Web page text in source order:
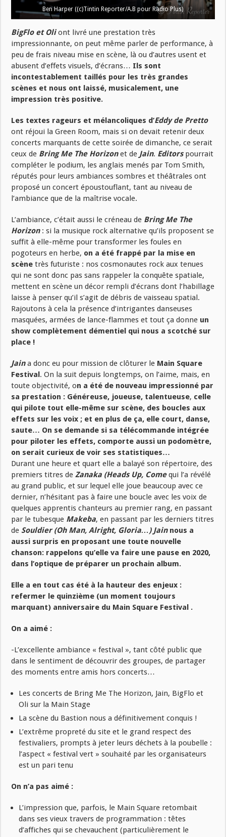
Ben Harper ((c)Tintin Reporter/A.B pour Radio Plus)
BigFlo et Oliont livré une prestation très
impressionnante, on peut même parler de performance, à
peu de frais niveau mise en scène, là ou d’autres usent et
abusent d’effets visuels, d’écrans… Ils sont
incontestablement taillés pour les très grandes
scènes et nous ont laissé, musicalement, une
impression très positive.
Les textes rageurs et mélancoliques d’Eddy de Pretto
ont réjoui la Green Room, mais si on devait retenir deux
concerts marquants de cette soirée de dimanche, ce serait
ceux de Bring Me The Horizonet de Jain. Editorspourrait
compléter le podium, les anglais menés par Tom Smith,
réputés pour leurs ambiances sombres et théâtrales ont
proposé un concert époustouflant, tant au niveau de
l’ambiance que de la maîtrise vocale.
L’ambiance, c’était aussi le créneau de Bring Me The
Horizon: si la musique rock alternative qu’ils proposent se
suffit à elle-même pour transformer les foules en
pogoteurs en herbe, on a été frappé par la mise en
scène très futuriste : nos cosmonautes rock aux tenues
qui ne sont donc pas sans rappeler la conquête spatiale,
mettent en scène un décor rempli d’écrans dont l’habillage
laisse à penser qu’il s’agit de débris de vaisseau spatial.
Rajoutons à cela la présence d’intrigantes danseuses
masquées, armées de lance-flammes et tout ça donne un
show complètement démentiel qui nous a scotché sur
place !
Jaina donc eu pour mission de clôturer le Main Square
Festival. On la suit depuis longtemps, on l’aime, mais, en
toute objectivité, on a été de nouveau impressionné par
sa prestation : Généreuse, joueuse, talentueuse, celle
qui pilote tout elle-même sur scène, des boucles aux
effets sur les voix ; et en plus de ça, elle court, danse,
saute… On se demande si sa télécommande intégrée
pour piloter les effets, comporte aussi un podomètre,
on serait curieux de voir ses statistiques…
Durant une heure et quart elle a balayé son répertoire, des
premiers titres deZanaka (Heads Up, Comequi l’a révélé
au grand public, et sur lequel elle joue beaucoup avec ce
dernier, n’hésitant pas à faire une boucle avec les voix de
quelques apprentis chanteurs au premier rang, en passant
par le tubesque Makeba, en passant par les derniers titres
de Souldier (Oh Man, Alright, Gloria…) Jain nous a
aussi surpris en proposant une toute nouvelle
chanson: rappelons qu’elle va faire une pause en 2020,
dans l’optique de préparer un prochain album.
Elle a en tout cas été à la hauteur des enjeux :
refermer le quinzième (un moment toujours
marquant) anniversaire du Main Square Festival .
On a aimé :
-L’excellente ambiance « festival », tant côté public que
dans le sentiment de découvrir des groupes, de partager
des moments entre amis hors concerts…
Les concerts de Bring Me The Horizon, Jain, BigFlo et
Oli sur la Main Stage
La scène du Bastion nous a définitivement conquis !
L’extrême propreté du site et le grand respect des
festivaliers, prompts à jeter leurs déchets à la poubelle :
l’aspect « festival vert » souhaité par les organisateurs
est un pari tenu
On n’a pas aimé :
L’impression que, parfois, le Main Square retombait
dans ses vieux travers de programmation : têtes
d’affiches qui se chevauchent (particulièrement le